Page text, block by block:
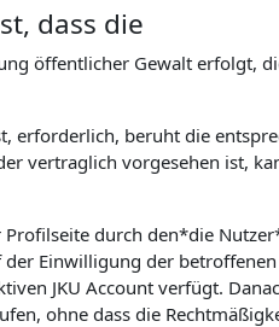
dass die
öffentlicher Gewalt erfolgt,
erforderlich, beruht die
vertraglich vorgesehen ist,
durch den*die
der Einwilligung der
JKU Account verfügt.
ohne dass die